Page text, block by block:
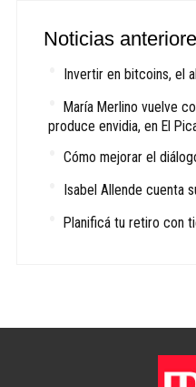
Noticias
Invertir en bitcoins, el
María Merlino vuelve
produce envidia, en El
Cómo mejorar el
Isabel Allende cuenta
Planificá tu retiro con